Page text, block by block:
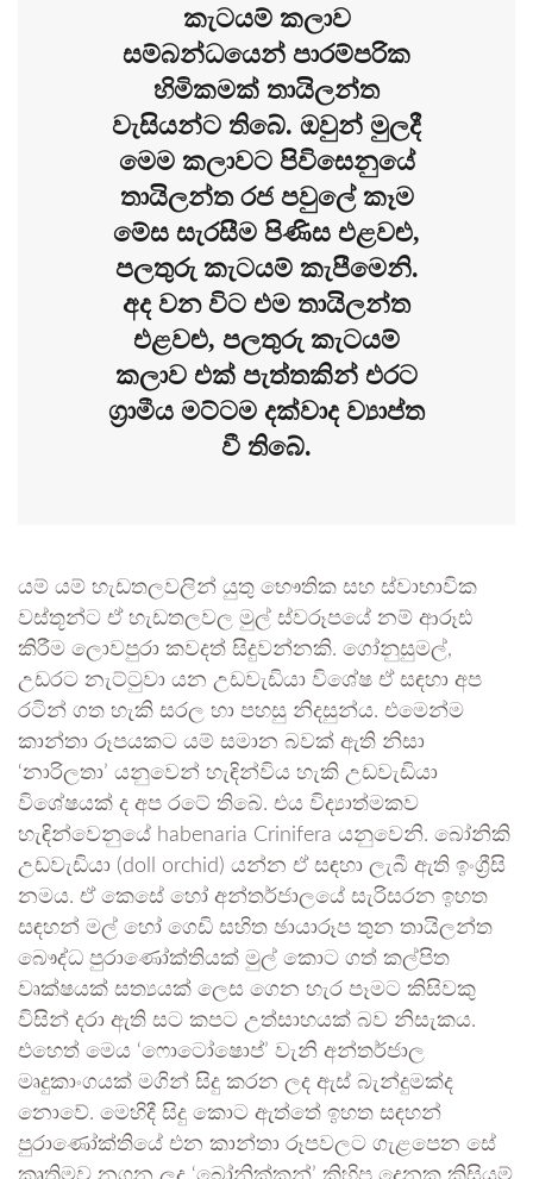
කැටයම් කලාව
සම්බන්ධයෙන් පාරම්පරික
හිමිකමක් තායිලන්ත
වැසියන්ට තිබේ. ඔවුන් මුලදී
මෙම කලාවට පිවිසෙනුයේ
තායිලන්ත රජ පවුලේ කෑම
මේස සැරසීම පිණිස එළවළු,
පලතුරු කැටයම් කැපීමෙනි.
අද වන විට එම තායිලන්ත
එළවළු, පලතුරු කැටයම්
කලාව එක් පැත්තකින් එරට
ග්‍රාමීය මට්ටම දක්වාද ව්‍යාප්ත
වී තිබේ.
යම් යම් හැඩතලවලින් යුතු භෞතික සහ ස්වාභාවික
වස්තූන්ට ඒ හැඩතලවල මුල් ස්වරූපයේ නම් ආරූඪ
කිරීම ලොවපුරා කවදත් සිදුවන්නකි. ගෝනුසුමල්,
උඩරට නැට්ටුවා යන උඩවැඩියා විශේෂ ඒ සඳහා අප
රටින් ගත හැකි සරල හා පහසු නිදසුන්ය. එමෙන්ම
කාන්තා රූපයකට යම් සමාන බවක් ඇති නිසා
‘නාරිලතා’ යනුවෙන් හැඳින්විය හැකි උඩවැඩියා
විශේෂයක් ද අප රටේ තිබේ. එය විද්‍යාත්මකව
හැඳින්වෙනුයේ habenaria Crinifera යනුවෙනි. බෝනිකි
උඩවැඩියා (doll orchid) යන්න ඒ සඳහා ලැබී ඇති ඉංග්‍රීසි
නමය. ඒ කෙසේ හෝ අන්තර්ජාලයේ සැරිසරන ඉහත
සඳහන් මල් හෝ ගෙඩි සහිත ඡායාරූප තුන තායිලන්ත
බෞද්ධ පුරාණෝක්තියක් මුල් කොට ගත් කල්පිත
වෘක්ෂයක් සත්‍යයක් ලෙස ගෙන හැර පෑමට කිසිවකු
විසින් දරා ඇති සට කපට උත්සාහයක් බව නිසැකය.
එහෙත් මෙය ‘ෆොටෝෂොප්’ වැනි අන්තර්ජාල
මෘදුකාංගයක් මගින් සිදු කරන ලද ඇස් බැන්දුමක්ද
නොවේ. මෙහිදී සිදු කොට ඇත්තේ ඉහත සඳහන්
පුරාණෝක්තියේ එන කාන්තා රූපවලට ගැළපෙන සේ